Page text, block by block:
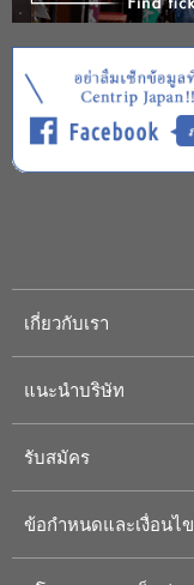
เกี่ยวกับเรา
แนะนำบริษัท
รับสมัคร
ข้อกำหนดและเงื่อนไข